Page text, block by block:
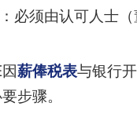
必须由认可人士
薪俸税表与银行
步骤。